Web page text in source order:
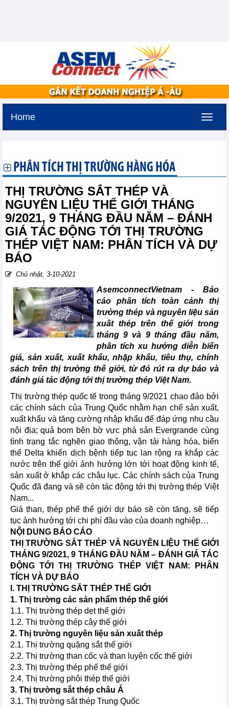
Home
PHÂN TÍCH THỊ TRƯỜNG HÀNG HÓA
THỊ TRƯỜNG SẮT THÉP VÀ
NGUYÊN LIỆU THẾ GIỚI THÁNG
9/2021, 9 THÁNG ĐẦU NĂM – ĐÁNH
GIÁ TÁC ĐỘNG TỚI THỊ TRƯỜNG
THÉP VIỆT NAM: PHÂN TÍCH VÀ DỰ
BÁO
Chủ nhật, 3-10-2021
AsemconnectVietnam - Báo
cáo phân tích toàn cảnh thị
trường thép và nguyên liệu sản
xuất thép trên thế giới trong
tháng 9 và 9 tháng đầu năm,
phân tích xu hướng diễn biến
giá, sản xuất, xuất khẩu, nhập khẩu, tiêu thụ, chính
sách trên thị trường thế giới, từ đó rút ra dự báo và
đánh giá tác động tới thị trường thép Việt Nam.
Thị trường thép quốc tế trong tháng 9/2021 chao đảo bởi
các chính sách của Trung Quốc nhằm hạn chế sản xuất,
xuất khẩu và tăng cường nhập khẩu để đáp ứng nhu cầu
nội địa; quả bom bên bờ vực phá sản Evergrande cùng
tình trạng tắc nghẽn giao thông, vận tải hàng hóa, biến
thể Delta khiến dịch bệnh tiếp tục lan rộng ra khắp các
nước trên thế giới ảnh hưởng lớn tới hoạt động kinh tế,
sản xuất ở khắp các châu lục. Các chính sách của Trung
Quốc đã đang và sẽ còn tác động tới thị trường thép Việt
Nam...
Giá than, thép phế thế giới dự báo sẽ còn tăng, sẽ tiếp
tục ảnh hưởng tới chi phí đầu vào của doanh nghiệp…
NỘI DUNG BÁO CÁO
THỊ TRƯỜNG SẮT THÉP VÀ NGUYÊN LIỆU THẾ GIỚI
THÁNG 9/2021, 9 THÁNG ĐẦU NĂM – ĐÁNH GIÁ TÁC
ĐỘNG TỚI THỊ TRƯỜNG THÉP VIỆT NAM: PHÂN
TÍCH VÀ DỰ BÁO
I. THỊ TRƯỜNG SẮT THÉP THẾ GIỚI
1. Thị trường các sản phẩm thép thế giới
1.1. Thị trường thép dẹt thế giới
1.2. Thị trường thép cây thế giới
2. Thị trường nguyên liệu sản xuất thép
2.1. Thị trường quặng sắt thế giới
2.2. Thị trường than cốc và than luyện cốc thế giới
2.3. Thị trường thép phế thế giới
2.4. Thị trường phôi thép thế giới
3. Thị trường sắt thép châu Á
3.1. Thị trường sắt thép Trung Quốc